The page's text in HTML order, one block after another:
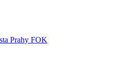
Prahy FOK